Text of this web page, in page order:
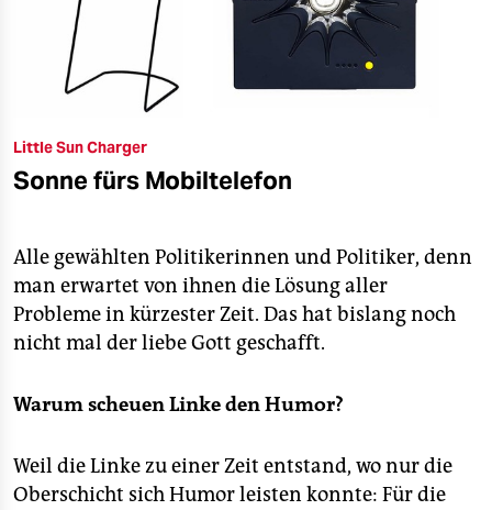
Little Sun Charger
Sonne fürs Mobiltelefon
Alle gewählten Politikerinnen und Politiker, denn
man erwartet von ihnen die Lösung aller
Probleme in kürzester Zeit. Das hat bislang noch
nicht mal der liebe Gott geschafft.
Warum scheuen Linke den Humor?
Weil die Linke zu einer Zeit entstand, wo nur die
Oberschicht sich Humor leisten konnte: Für die